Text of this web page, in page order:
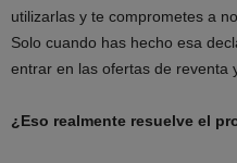
utilizarlas y te comprometes a
Solo cuando has hecho esa
entrar en las ofertas de reventa
¿Eso realmente resuelve el